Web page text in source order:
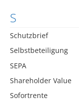
S
Schutzbrief
Selbstbeteiligung
SEPA
Shareholder Value
Sofortrente